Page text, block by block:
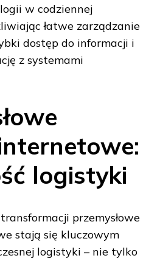
w codziennej
łatwe zarządzanie
dostęp do informacji i
z systemami
logistyki
przemysłowe
stają się kluczowym
logistyki – nie tylko